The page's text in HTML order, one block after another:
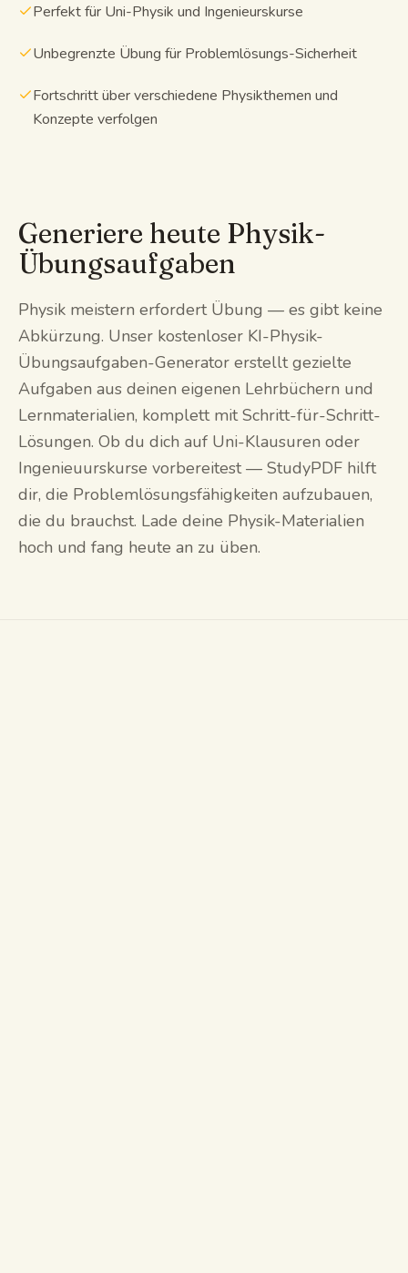
Perfekt für Uni-Physik und Ingenieurskurse
Unbegrenzte Übung für Problemlösungs-Sicherheit
Fortschritt über verschiedene Physikthemen und
Konzepte verfolgen
Generiere heute Physik-
Übungsaufgaben
Physik meistern erfordert Übung — es gibt keine
Abkürzung. Unser kostenloser KI-Physik-
Übungsaufgaben-Generator erstellt gezielte
Aufgaben aus deinen eigenen Lehrbüchern und
Lernmaterialien, komplett mit Schritt-für-Schritt-
Lösungen. Ob du dich auf Uni-Klausuren oder
Ingenieuurskurse vorbereitest — StudyPDF hilft
dir, die Problemlösungsfähigkeiten aufzubauen,
die du brauchst. Lade deine Physik-Materialien
hoch und fang heute an zu üben.